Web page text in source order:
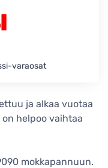
varaosat
ja alkaa vuotaa
helpoo vaihtaa
mokkapannuun.